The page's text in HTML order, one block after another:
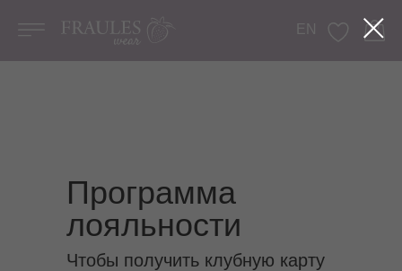
EN
Программа
лояльности
Чтобы получить клубную карту